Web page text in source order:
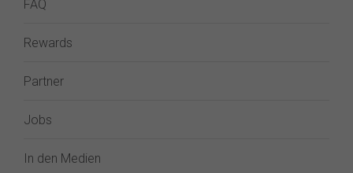
FAQ
Rewards
Partner
Jobs
In den Medien